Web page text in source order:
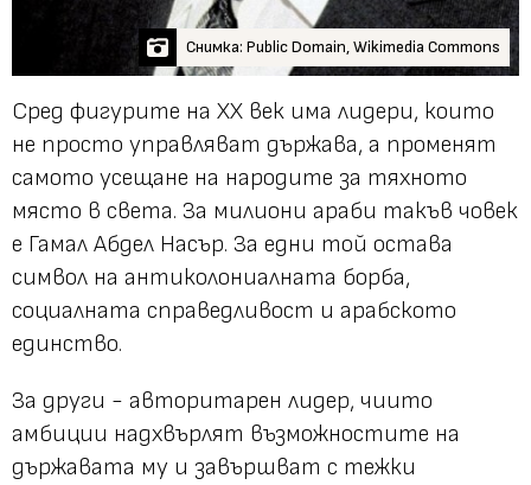
Снимка: Public Domain, Wikimedia Commons
Сред фигурите на XX век има лидери, които
не просто управляват държава, а променят
самото усещане на народите за тяхното
място в света. За милиони араби такъв човек
е Гамал Абдел Насър. За едни той остава
символ на антиколониалната борба,
социалната справедливост и арабското
единство.
За други - авторитарен лидер, чиито
амбиции надхвърлят възможностите на
държавата му и завършват с тежки